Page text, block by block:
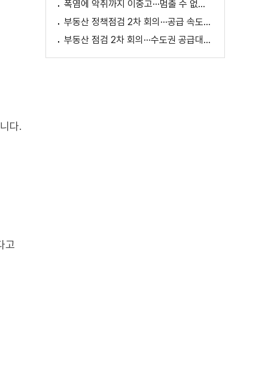
다.
고
폭염에 악취까지 이중고···멈출 수 없는 필수노동
부동산 정책점검 2차 회의···공급 속도전 본격화하나
부동산 점검 2차 회의···수도권 공급대책 논의